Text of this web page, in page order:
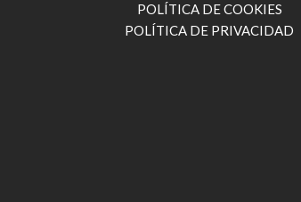
POLÍTICA DE COOKIES
POLÍTICA DE PRIVACIDAD